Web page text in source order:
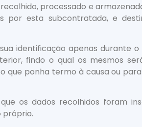
processado e
por esta subcontratada, e
identificação apenas durante
findo o qual os mesmos
que ponha termo à causa ou
os dados recolhidos foram
próprio.